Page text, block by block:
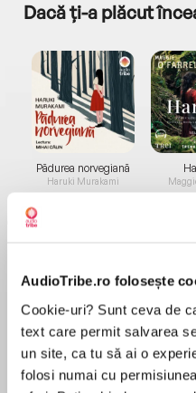
AudioTribe.ro folosește
Cookie-uri? Sunt ceva de
text care permit salvarea
un site, ca tu să ai o
folosi numai cu
Dacă ți-a plăcut
Pădurea norvegiană
Haruki Murakami
Elita de Argint (Elita
de...
Dani Francis
Diavolul